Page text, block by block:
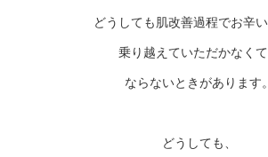
どうしても肌改善過程でお辛
乗り越えていただかなく
ならないときがあります。
どうしても、